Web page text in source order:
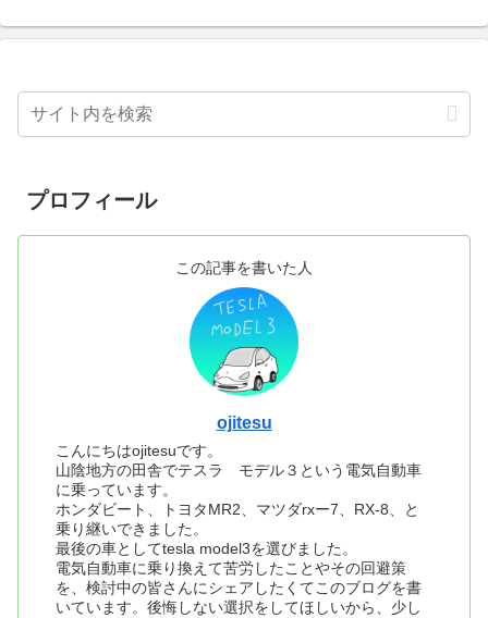
プロフィール
この記事を書いた人
ojitesu
こんにちはojitesuです。
山陰地方の田舎でテスラ モデル３という電気自動車
に乗っています。
ホンダビート、トヨタMR2、マツダrxー7、RX-8、と
乗り継いできました。
最後の車としてtesla model3を選びました。
電気自動車に乗り換えて苦労したことやその回避策
を、検討中の皆さんにシェアしたくてこのブログを書
いています。後悔しない選択をしてほしいから、少し